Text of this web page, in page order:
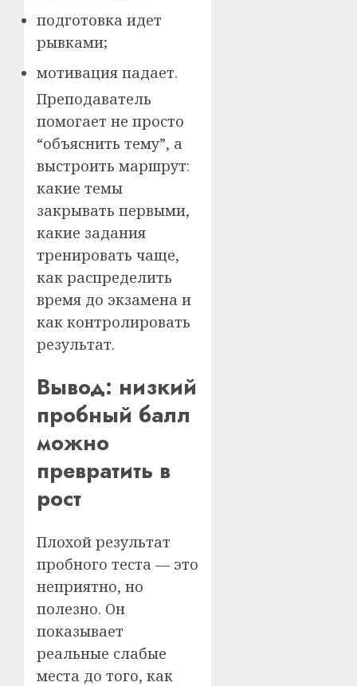
подготовка идет
рывками;
мотивация падает.
Преподаватель
помогает не просто
“объяснить тему”, а
выстроить маршрут:
какие темы
закрывать первыми,
какие задания
тренировать чаще,
как распределить
время до экзамена и
как контролировать
результат.
Вывод: низкий
пробный балл
можно
превратить в
рост
Плохой результат
пробного теста — это
неприятно, но
полезно. Он
показывает
реальные слабые
места до того, как